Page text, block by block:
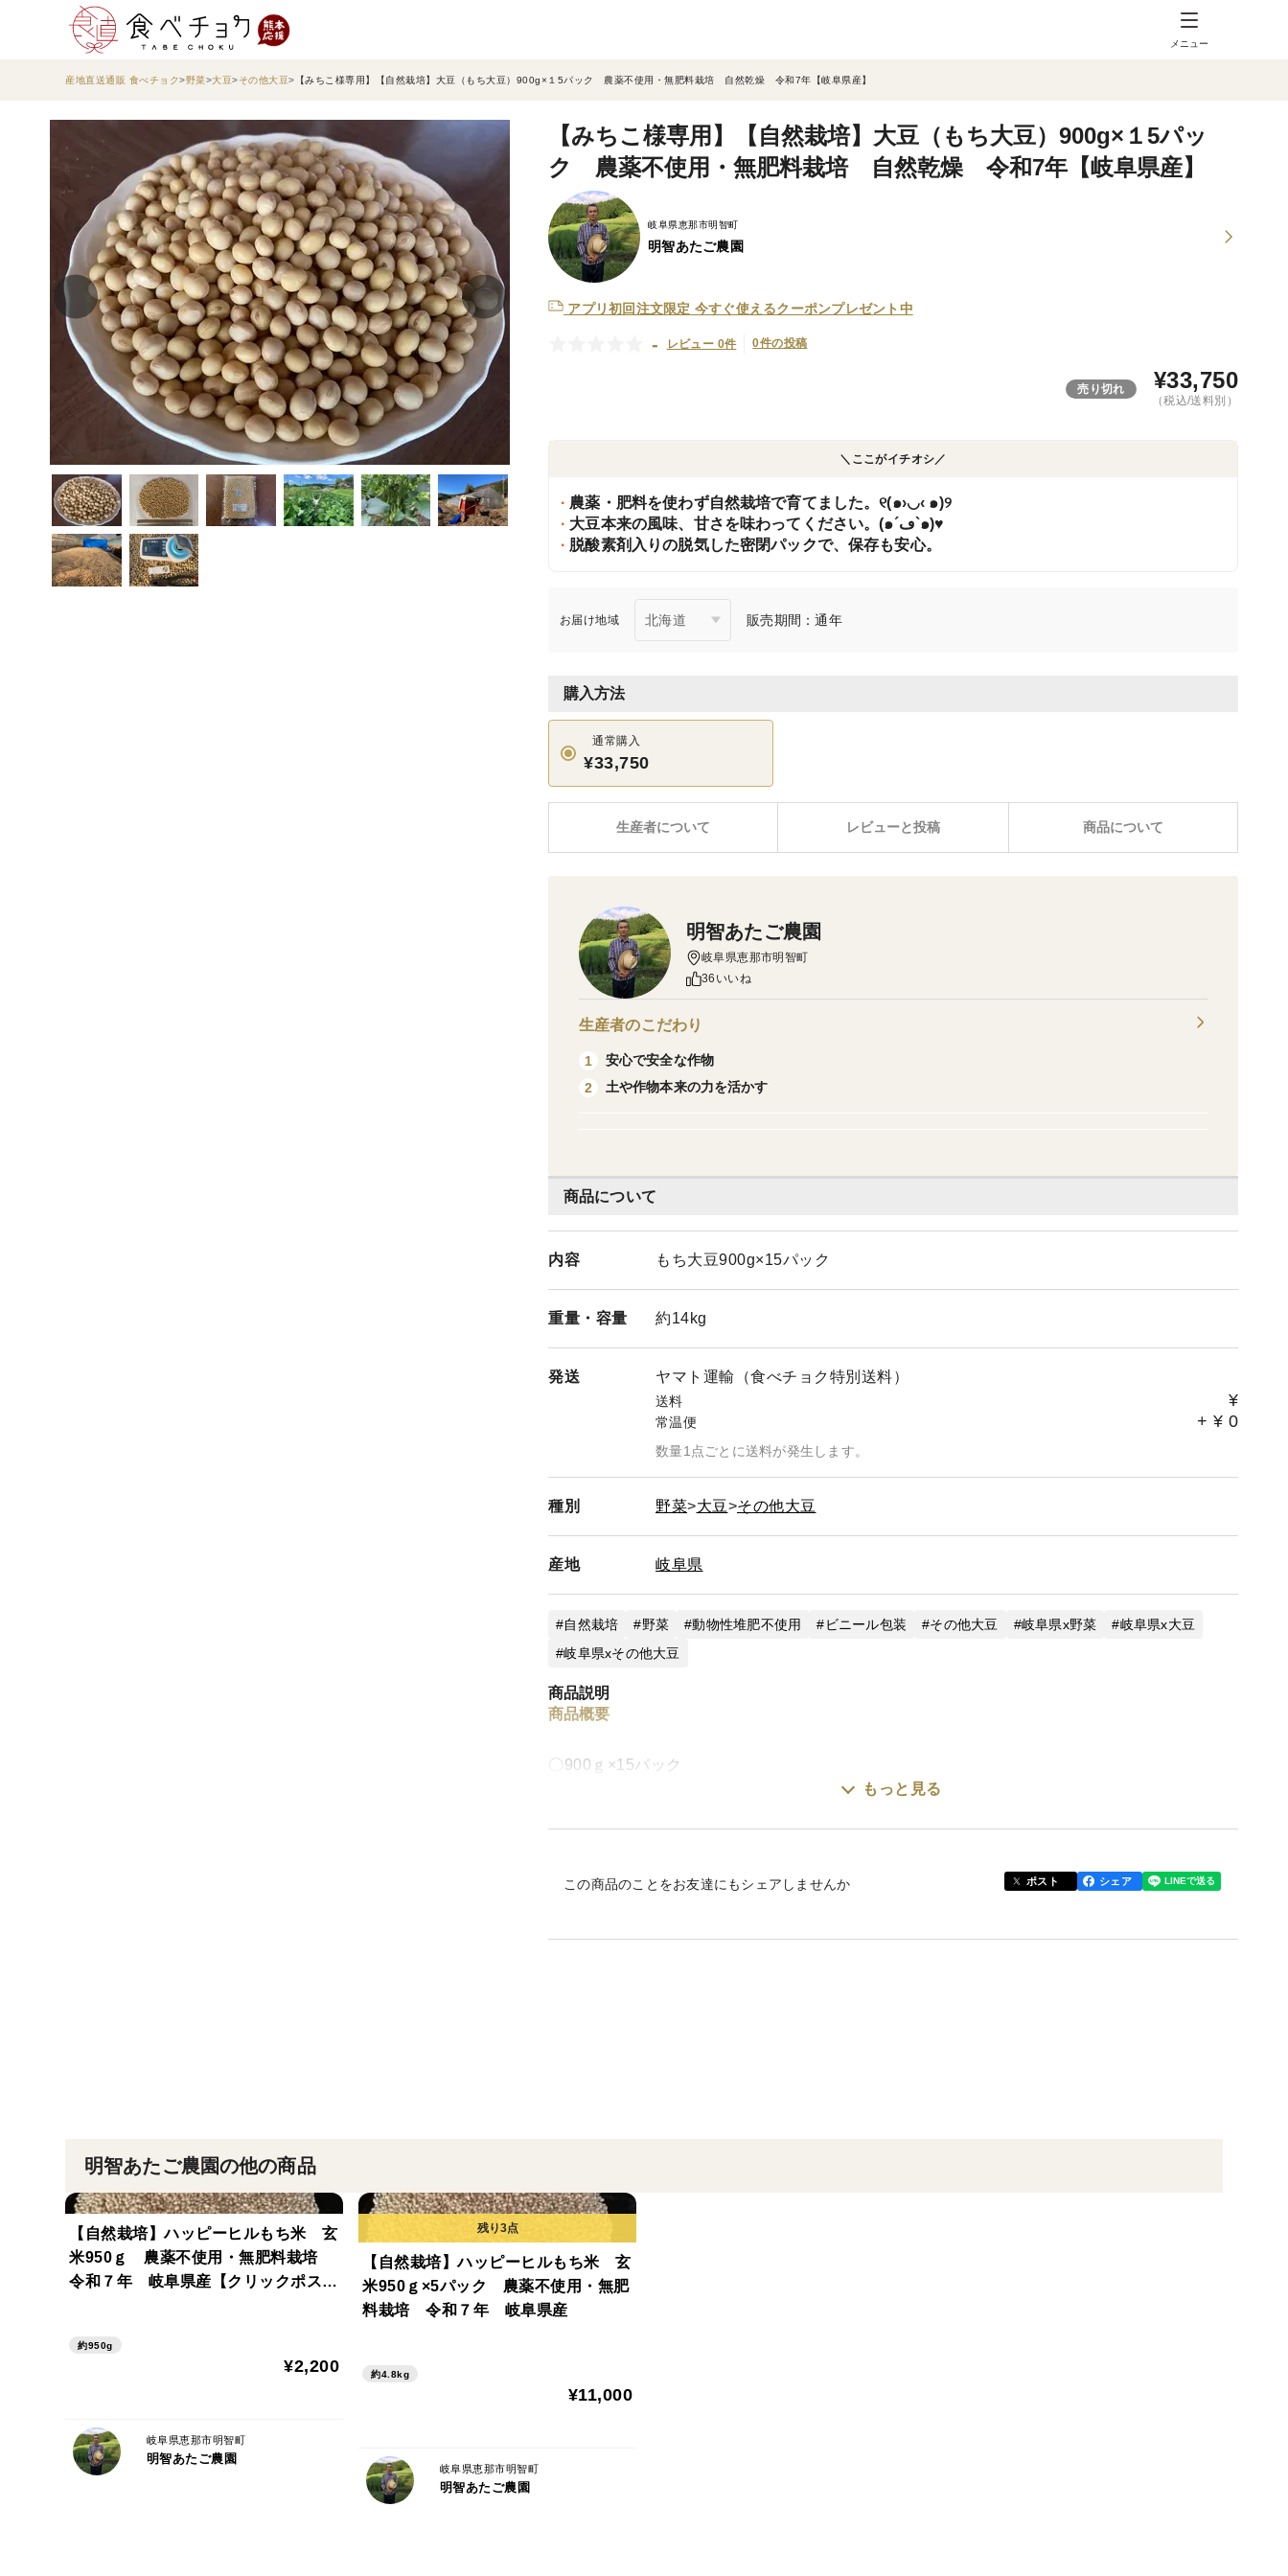
メニュー
産地直送通販 食べチョク 野菜 大豆 その他大豆 【みちこ様専用】【自然栽培】大豆（もち大豆）900g×１5パック 農薬不使用・無肥料栽培 自然乾燥 令和7年【岐阜県産】
【みちこ様専用】【自然栽培】大豆（もち大豆）900g×１5パッ
ク 農薬不使用・無肥料栽培 自然乾燥 令和7年【岐阜県産】
岐阜県恵那市明智町
明智あたご農園
アプリ初回注文限定 今すぐ使えるクーポンプレゼント中
- レビュー 0件 0件の投稿
売り切れ ¥33,750
（税込/送料別）
＼ここがイチオシ／
農薬・肥料を使わず自然栽培で育てました。୧(๑›◡‹ ๑)୨
大豆本来の風味、甘さを味わってください。(๑´ڡ`๑)♥
脱酸素剤入りの脱気した密閉パックで、保存も安心。
お届け地域 販売期間：通年
購入方法
通常購入
¥33,750
レビューと投稿 商品について
生産者について
商品について
内容 もち大豆900g×15パック
重量・ 容量 約14kg
発送 ヤマト運輸（食べチョク特別送料）
送料 ¥
常温便 + ¥ 0
数量1点ごとに送料が発生します。
種別 野菜 大豆 その他大豆
産地 岐阜県
自然栽培 野菜 動物性堆肥不使用 ビニール包装 その他大豆 岐阜県x野菜
岐阜県x大豆
岐阜県xその他大豆
商品説明
商品概要
〇900ｇ×15パック
粒が大きく（粒径約１㎝程度）、一般的な大豆(中粒約7mm前後)の約１.５倍の粒径があり、その
まとめ買いについて
同梱して送料がお得になる専用商品を出品いたしますのでお気軽にお申し付けください。
栽培のこだわり
産地の特徴
もっと見る
この商品のことをお友達にもシェアしませんか ポスト シェア
明智あたご農園
岐阜県恵那市明智町
36いいね
生産者のこだわり
1
安心で安全な作物
2
土や作物本来の力を活かす
明智あたご農園の他の商品
【自然栽培】ハッピーヒルもち米 玄
米950ｇ 農薬不使用・無肥料栽培
令和７年 岐阜県産【クリックポスト
約950g
¥2,200
岐阜県恵那市明智町
明智あたご農園
【自然栽培】ハッピーヒルもち米 玄
米950ｇ×5パック 農薬不使用・無肥
料栽培 令和７年 岐阜県産
約4.8kg
¥11,000
岐阜県恵那市明智町
明智あたご農園